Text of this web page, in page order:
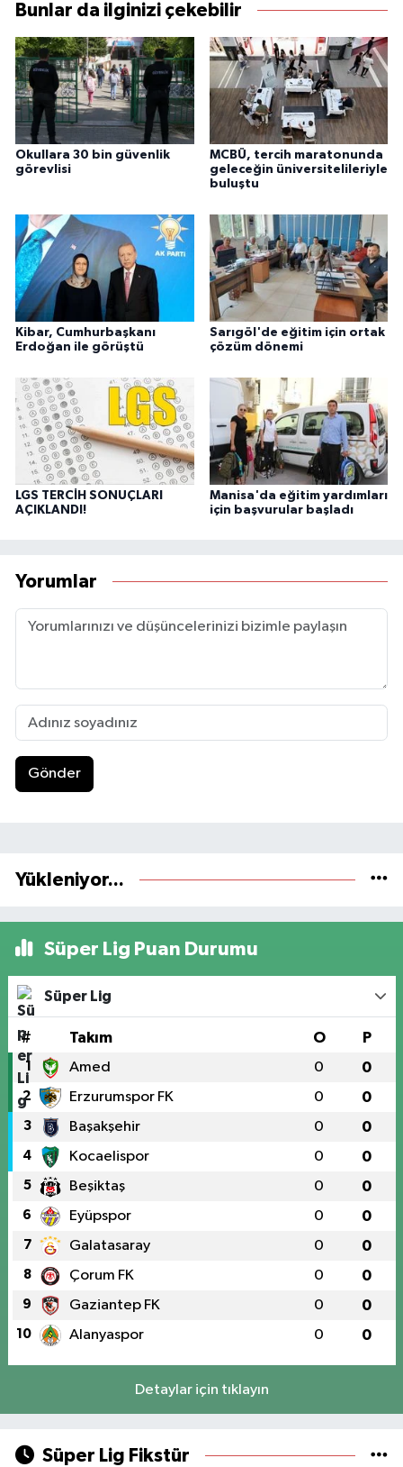
Bunlar da ilginizi çekebilir
Okullara 30 bin güvenlik
görevlisi
MCBÜ, tercih maratonunda
geleceğin üniversitelileriyle
buluştu
Kibar, Cumhurbaşkanı
Erdoğan ile görüştü
Sarıgöl'de eğitim için ortak
çözüm dönemi
LGS TERCİH SONUÇLARI
AÇIKLANDI!
Manisa'da eğitim yardımları
için başvurular başladı
Yorumlar
Gönder
Yükleniyor...
Süper Lig Puan Durumu
Süper Lig
# Takım O P
1 Amed 0 0
2 Erzurumspor FK 0 0
3 Başakşehir 0 0
4 Kocaelispor 0 0
5 Beşiktaş 0 0
6 Eyüpspor 0 0
7 Galatasaray 0 0
8 Çorum FK 0 0
9 Gaziantep FK 0 0
10 Alanyaspor 0 0
Detaylar için tıklayın
Süper Lig Fikstür